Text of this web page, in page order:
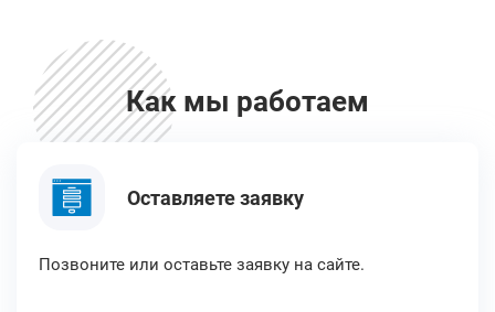
Как мы работаем
Оставляете заявку
Позвоните или оставьте заявку на сайте.